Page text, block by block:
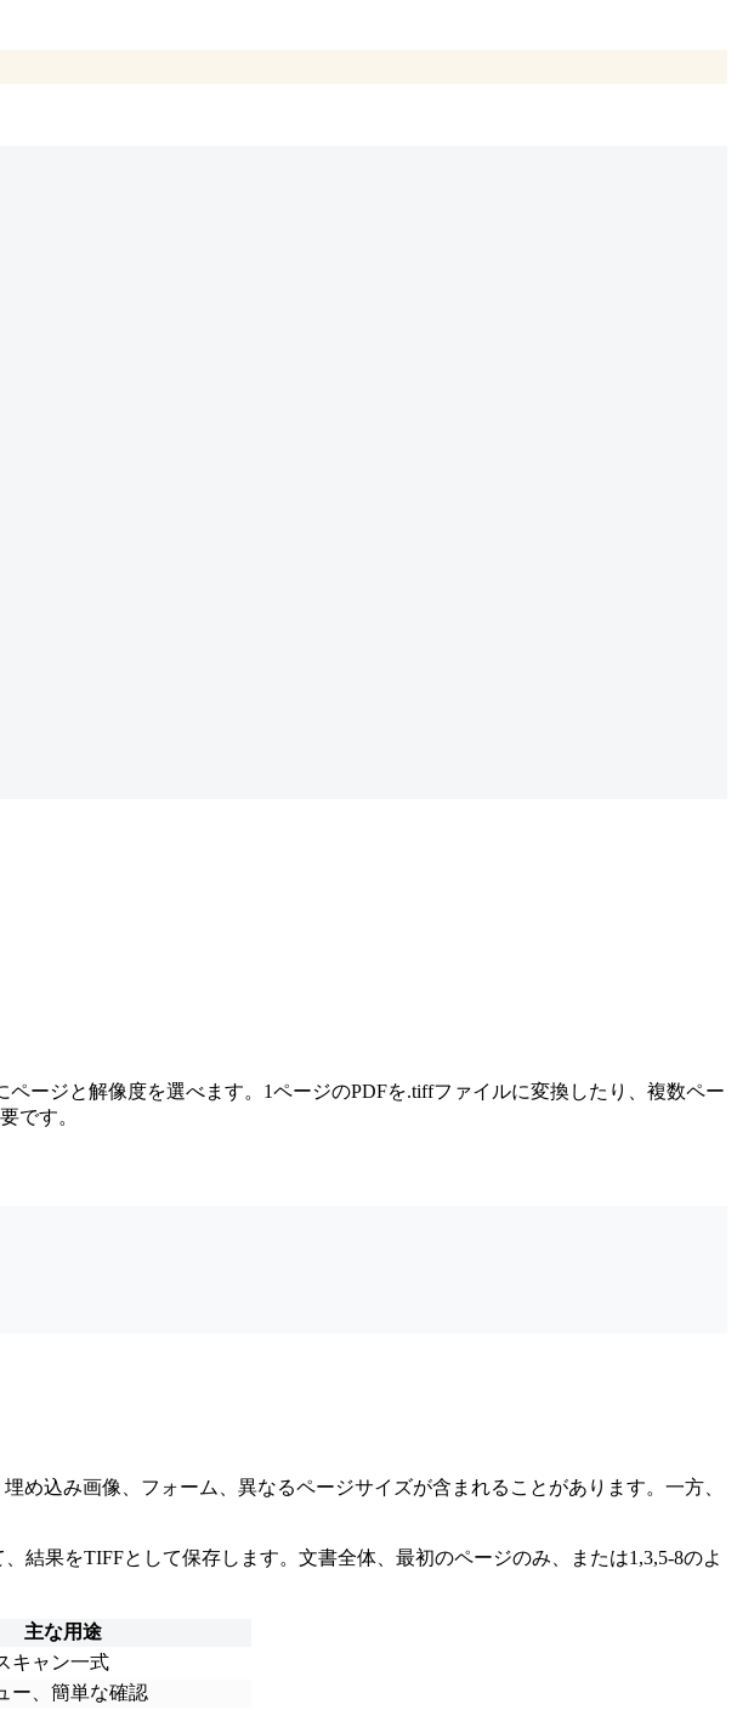
ージと解像度を選べます。1ページのPDFを.tiffファイルに変換したり、複数ペー
です。
め込み画像、フォーム、異なるページサイズが含まれることがあります。一方、
結果をTIFFとして保存します。文書全体、最初のページのみ、または1,3,5-8のよ
主な用途
キャン一式
ー、簡単な確認